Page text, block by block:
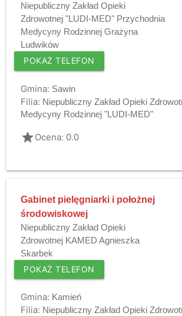
Niepubliczny Zakład Opieki
Zdrowotnej "LUDI-MED" Przychodnia
Medycyny Rodzinnej Grażyna
Ludwików
POKAŻ TELEFON
Gmina: Sawin
Filia: Niepubliczny Zakład Opieki
Medycyny Rodzinnej "LUDI-MED"
gradeOcena: 0.0
Gabinet pielęgniarki i położnej
środowiskowej
Niepubliczny Zakład Opieki
Zdrowotnej KAMED Agnieszka
Skarbek
POKAŻ TELEFON
Gmina: Kamień
Filia: Niepubliczny Zakład Opieki